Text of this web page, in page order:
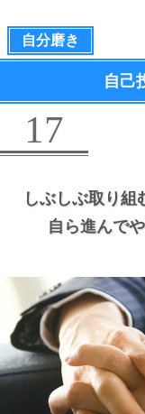
自分磨き
自己
17
しぶしぶ取り組
自ら進んで